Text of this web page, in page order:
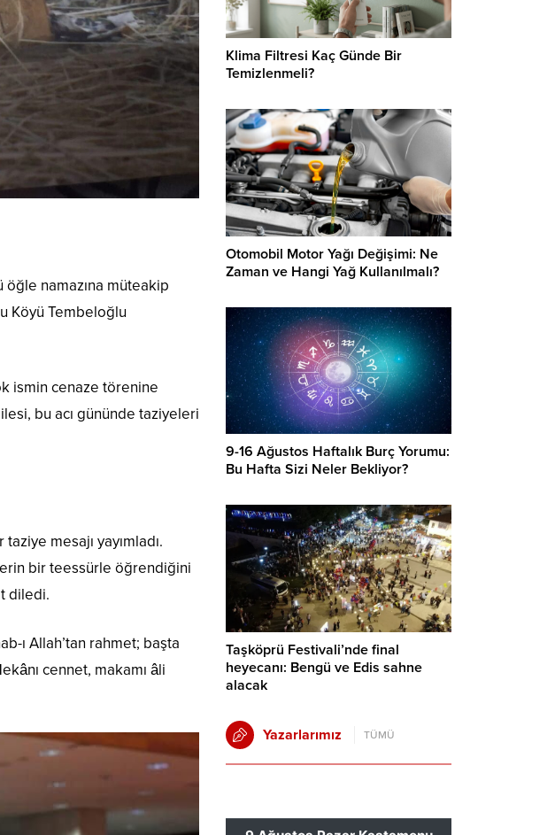
namazına müteakip
Köyü Tembeloğlu
ismin cenaze törenine
bu acı gününde taziyeleri
mesajı yayımladı.
bir teessürle öğrendiğini
diledi.
ı Allah’tan rahmet; başta
cennet, makamı âli
Klima Filtresi Kaç Günde Bir
Temizlenmeli?
Otomobil Motor Yağı Değişimi: Ne
Zaman ve Hangi Yağ Kullanılmalı?
9-16 Ağustos Haftalık Burç Yorumu:
Bu Hafta Sizi Neler Bekliyor?
Taşköprü Festivali’nde final
heyecanı: Bengü ve Edis sahne
alacak
Yazarlarımız TÜMÜ